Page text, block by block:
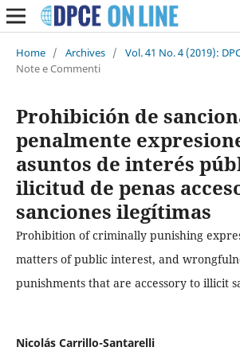
Home / Archives / Vol. 41 No. 4 (2019):
Note e Commenti
Prohibición de
penalmente
asuntos de interés
ilicitud de penas
sanciones ilegítimas
Prohibition of criminally punishing
matters of public interest, and
punishments that are accessory to illicit
Nicolás Carrillo-Santarelli